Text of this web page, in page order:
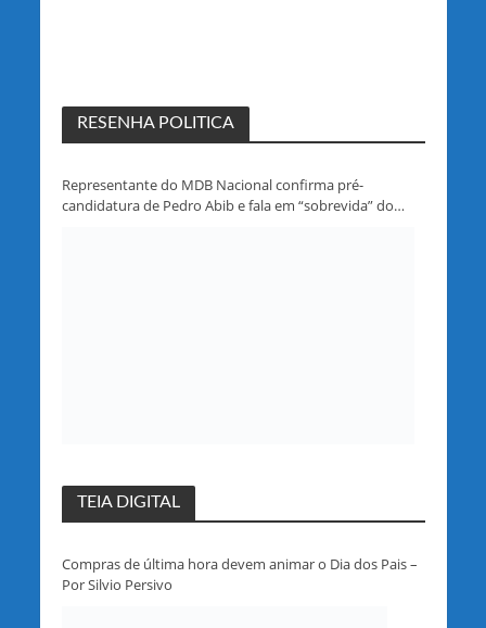
RESENHA POLITICA
Representante do MDB Nacional confirma pré-
candidatura de Pedro Abib e fala em “sobrevida” do
TEIA DIGITAL
Compras de última hora devem animar o Dia dos Pais –
Por Silvio Persivo